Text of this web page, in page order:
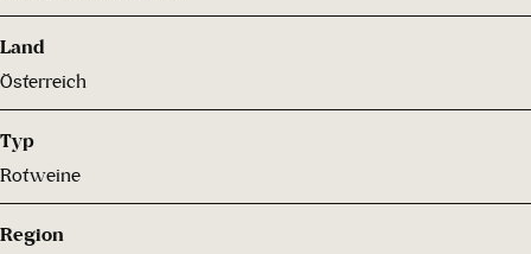
Land
Österreich
Typ
Rotweine
Region